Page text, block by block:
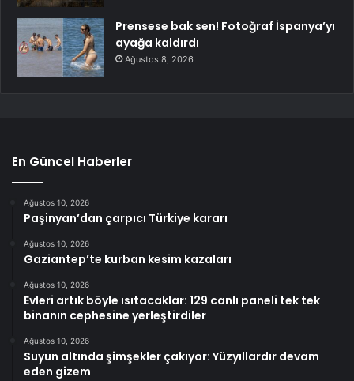
Prensese bak sen! Fotoğraf İspanya’yı
ayağa kaldırdı
Ağustos 8, 2026
En Güncel Haberler
Ağustos 10, 2026
Paşinyan’dan çarpıcı Türkiye kararı
Ağustos 10, 2026
Gaziantep’te kurban kesim kazaları
Ağustos 10, 2026
Evleri artık böyle ısıtacaklar: 129 canlı paneli tek tek
binanın cephesine yerleştirdiler
Ağustos 10, 2026
Suyun altında şimşekler çakıyor: Yüzyıllardır devam
eden gizem